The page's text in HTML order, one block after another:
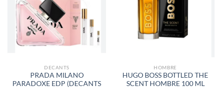
LISTA
DESEOS
DECANTS
PRADA MILANO
PARADOXE EDP (DECANTS
DESEOS
HOMBRE
HUGO BOSS BOTTLED THE
SCENT HOMBRE 100 ML